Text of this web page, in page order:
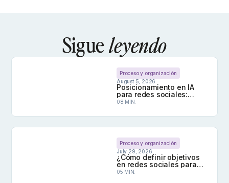
Sigueleyendo
Proceso y organización
August 5, 2026
Posicionamiento en IA
para redes sociales:
cómo hacer que la IA cite
08 MIN.
Proceso y organización
July 29, 2026
¿Cómo definir objetivos
en redes sociales para
cada perfil que
05 MIN.